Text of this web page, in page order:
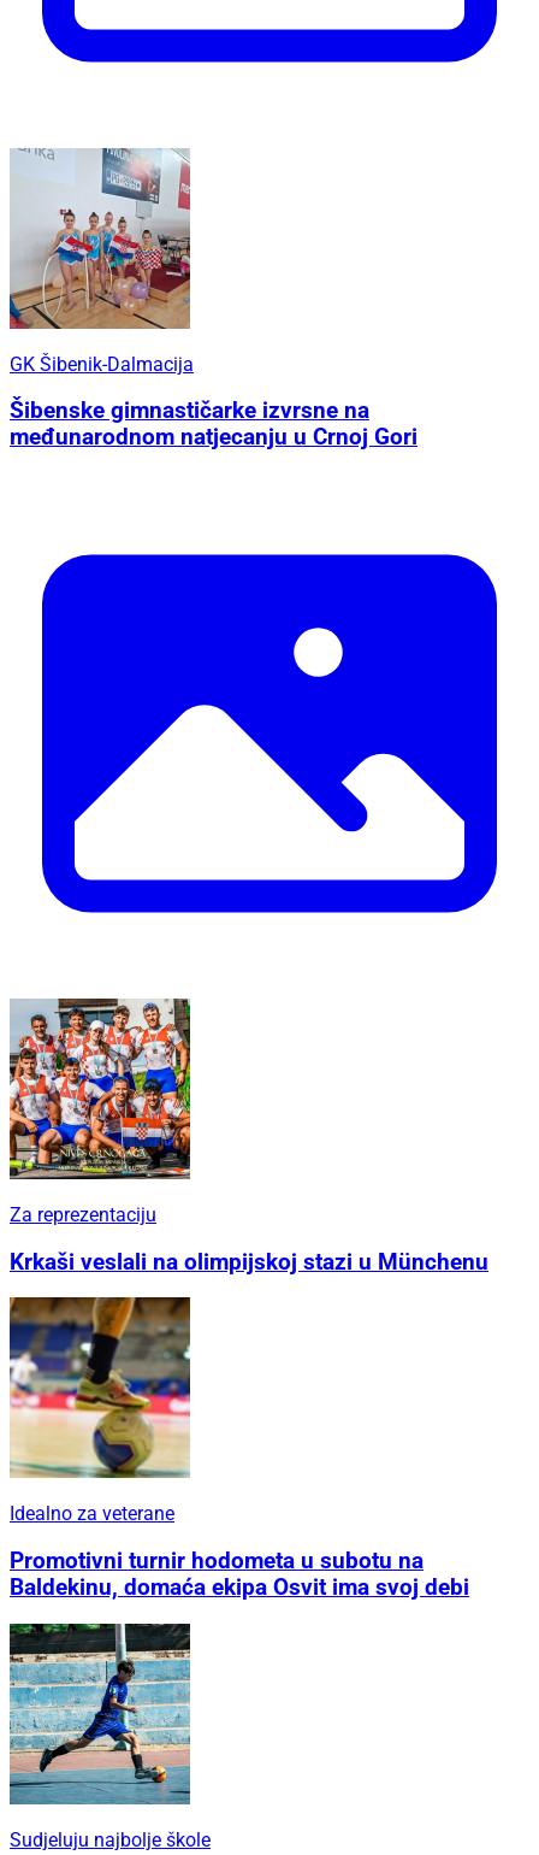
GK Šibenik-Dalmacija
Šibenske gimnastičarke izvrsne na
međunarodnom natjecanju u Crnoj Gori
Za reprezentaciju
Krkaši veslali na olimpijskoj stazi u Münchenu
Idealno za veterane
Promotivni turnir hodometa u subotu na
Baldekinu, domaća ekipa Osvit ima svoj debi
Sudjeluju najbolje škole